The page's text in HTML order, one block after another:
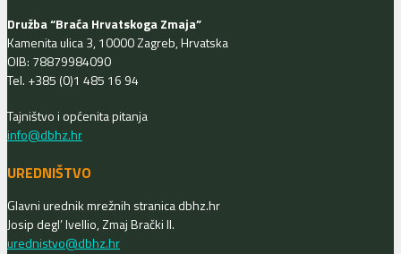
Družba “Braća Hrvatskoga Zmaja”
Kamenita ulica 3, 10000 Zagreb, Hrvatska
OIB: 78879984090
Tel. +385 (0)1 485 16 94
Tajništvo i općenita pitanja
info@dbhz.hr
UREDNIŠTVO
Glavni urednik mrežnih stranica dbhz.hr
Josip degl’ Ivellio, Zmaj Brački II.
urednistvo@dbhz.hr